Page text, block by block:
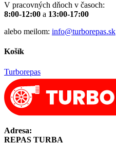
V pracovných dňoch v časoch:
8:00-12:00 a 13:00-17:00
alebo meilom: info@turborepas.sk
Košík
Turborepas
Adresa:
REPAS TURBA